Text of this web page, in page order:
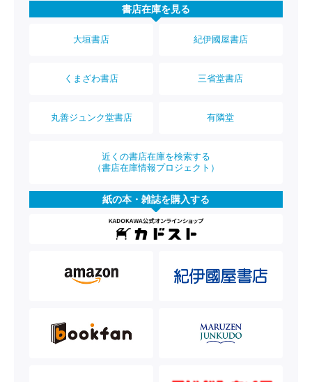
書店在庫を見る
大垣書店 紀伊國屋書店
くまざわ書店 三省堂書店
丸善ジュンク堂書店 有隣堂
近くの書店在庫を検索する
（書店在庫情報プロジェクト）
紙の本・雑誌を購入する